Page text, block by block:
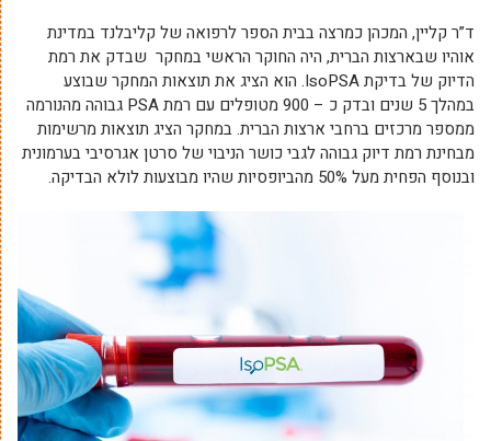
ד”ר קליין, המכהן כמרצה בבית הספר לרפואה של קליבלנד במדינת
אוהיו שבארצות הברית, היה החוקר הראשי במחקר שבדק את רמת
הדיוק של בדיקת IsoPSA. הוא הציג את תוצאות המחקר שבוצע
במהלך 5 שנים ובדק כ – 900 מטופלים עם רמת PSA גבוהה מהנורמה
ממספר מרכזים ברחבי ארצות הברית. במחקר הציג תוצאות מרשימות
מבחינת רמת דיוק גבוהה לגבי כושר הניבוי של סרטן אגרסיבי בערמונית
ובנוסף הפחית מעל 50% מהביופסיות שהיו מבוצעות לולא הבדיקה.